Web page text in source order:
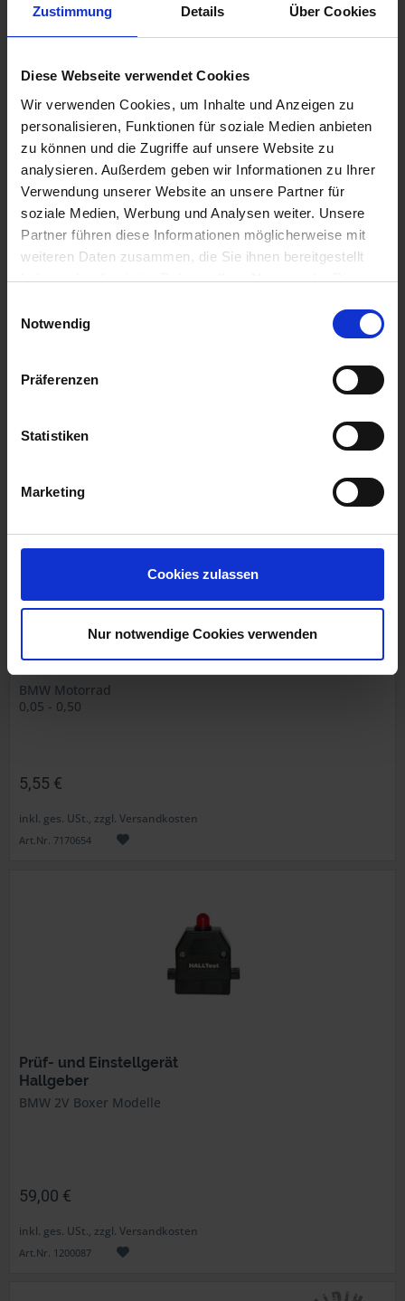
Zustimmung Details Über Cookies
Diese Webseite verwendet Cookies
Wir verwenden Cookies, um Inhalte und Anzeigen zu
personalisieren, Funktionen für soziale Medien anbieten
zu können und die Zugriffe auf unsere Website zu
analysieren. Außerdem geben wir Informationen zu Ihrer
Verwendung unserer Website an unsere Partner für
soziale Medien, Werbung und Analysen weiter. Unsere
Partner führen diese Informationen möglicherweise mit
weiteren Daten zusammen, die Sie ihnen bereitgestellt
haben oder die sie im Rahmen Ihrer Nutzung der Dienste
Cookies, wenn Sie unsere Webseite weiterhin nutzen.
Notwendig
Präferenzen
Statistiken
Marketing
Cookies zulassen
Nur notwendige Cookies verwenden
Art.Nr. 7111891
Ventilverlängerung Reifen
BMW Motorrad
5,20 €
Art.Nr. 7111258
BMW Motorrad
0,05 - 0,50
5,55 €
inkl. ges. USt., zzgl. Versandkosten
Art.Nr. 7170654
Prüf- und Einstellgerät
Hallgeber
BMW 2V Boxer Modelle
59,00 €
inkl. ges. USt., zzgl. Versandkosten
Art.Nr. 1200087